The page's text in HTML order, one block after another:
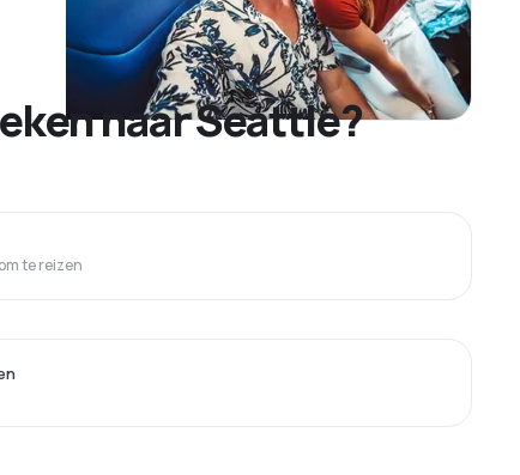
naar Seattle?
te reizen